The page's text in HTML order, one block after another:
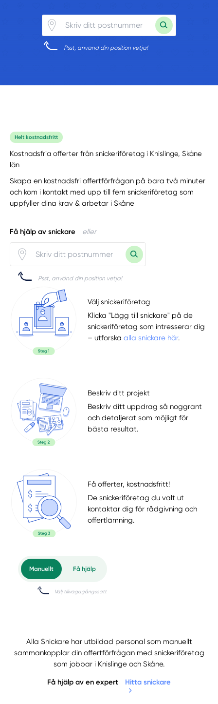
Psst, använd din position vetja!
Helt kostnadsfritt
Kostnadsfria offerter från snickeriföretag i Knislinge, Skåne
län
Skapa en kostnadsfri offertförfrågan på bara två minuter
och kom i kontakt med upp till fem snickeriföretag som
uppfyller dina krav & arbetar i Skåne
Få hjälp av snickare eller
Psst, använd din position vetja!
Välj snickeriföretag
Klicka "Lägg till snickare" på de
snickeriföretag som intresserar dig
– utforskaalla snickare här.
Beskriv ditt projekt
Beskriv ditt uppdrag så noggrant
och detaljerat som möjligt för
bästa resultat.
Få offerter, kostnadsfritt!
De snickeriföretag du valt ut
kontaktar dig för rådgivning och
offertlämning.
Alla Snickare har utbildad personal som manuellt
sammankopplar din offertförfrågan med snickeriföretag
som jobbar i Knislinge och Skåne.
Få hjälp av en expert Hitta snickare